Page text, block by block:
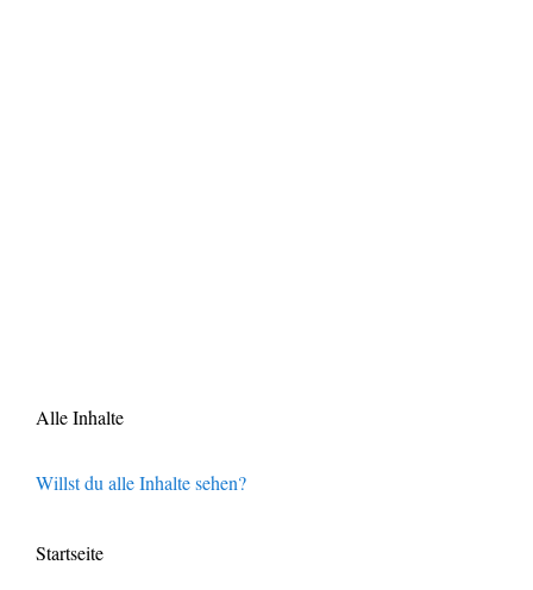
Alle Inhalte
Willst du alle Inhalte sehen?
Startseite